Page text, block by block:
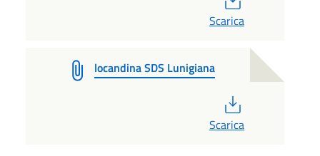
Scarica
locandina SDS Lunigiana
Scarica